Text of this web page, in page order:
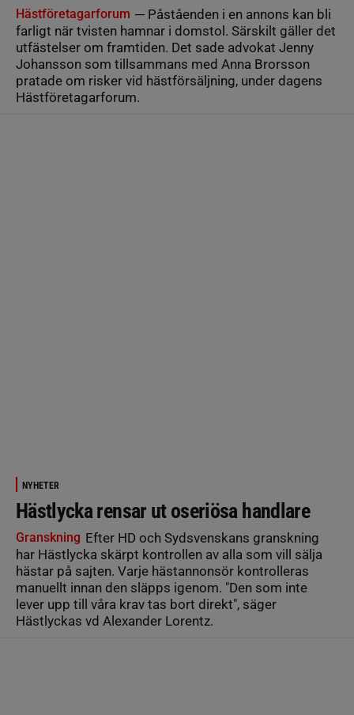
Hästföretagarforum ─ Påståenden i en annons kan bli
farligt när tvisten hamnar i domstol. Särskilt gäller det
utfästelser om framtiden. Det sade advokat Jenny
Johansson som tillsammans med Anna Brorsson
pratade om risker vid hästförsäljning, under dagens
Hästföretagarforum.
NYHETER
Hästlycka rensar ut oseriösa handlare
Granskning Efter HD och Sydsvenskans granskning
har Hästlycka skärpt kontrollen av alla som vill sälja
hästar på sajten. Varje hästannonsör kontrolleras
manuellt innan den släpps igenom. "Den som inte
lever upp till våra krav tas bort direkt", säger
Hästlyckas vd Alexander Lorentz.